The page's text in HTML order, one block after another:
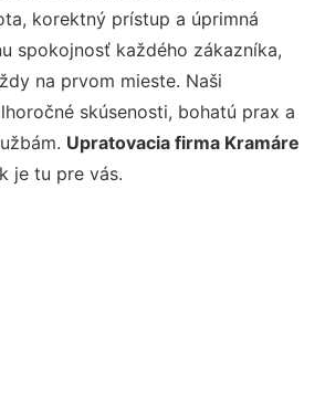
korektný prístup a úprimná
spokojnosť každého zákazníka,
na prvom mieste. Naši
skúsenosti, bohatú prax a
Upratovacia firma Kramáre
je tu pre vás.